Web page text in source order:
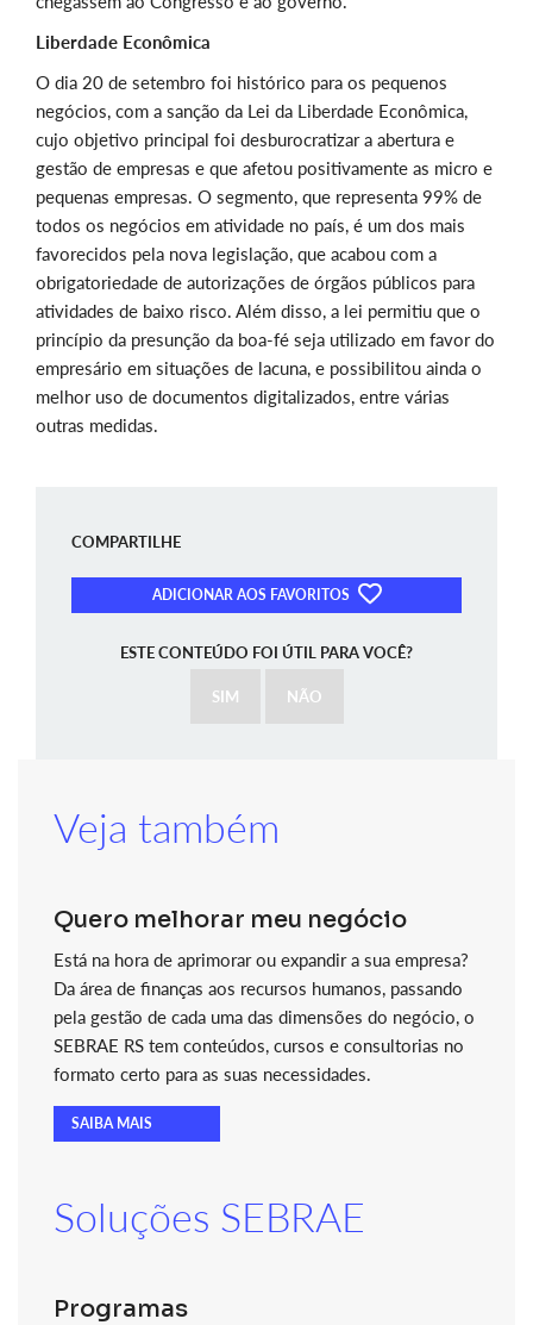
Liberdade Econômica
O dia 20 de setembro foi histórico para os pequenos
negócios, com a sanção da Lei da Liberdade Econômica,
cujo objetivo principal foi desburocratizar a abertura e
gestão de empresas e que afetou positivamente as micro e
pequenas empresas. O segmento, que representa 99% de
todos os negócios em atividade no país, é um dos mais
favorecidos pela nova legislação, que acabou com a
obrigatoriedade de autorizações de órgãos públicos para
atividades de baixo risco. Além disso, a lei permitiu que o
princípio da presunção da boa-fé seja utilizado em favor do
empresário em situações de lacuna, e possibilitou ainda o
melhor uso de documentos digitalizados, entre várias
outras medidas.
COMPARTILHE
ADICIONAR AOS FAVORITOS
ESTE CONTEÚDO FOI ÚTIL PARA VOCÊ?
SIM NÃO
Veja também
Quero melhorar meu negócio
Está na hora de aprimorar ou expandir a sua empresa?
Da área de finanças aos recursos humanos, passando
pela gestão de cada uma das dimensões do negócio, o
SEBRAE RS tem conteúdos, cursos e consultorias no
formato certo para as suas necessidades.
SAIBA MAIS
Soluções SEBRAE
Programas